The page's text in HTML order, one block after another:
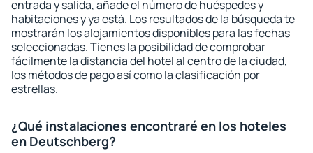
entrada y salida, añade el número de huéspedes y
habitaciones y ya está. Los resultados de la búsqueda te
mostrarán los alojamientos disponibles para las fechas
seleccionadas. Tienes la posibilidad de comprobar
fácilmente la distancia del hotel al centro de la ciudad,
los métodos de pago así como la clasificación por
estrellas.
¿Qué instalaciones encontraré en los hoteles
en Deutschberg?